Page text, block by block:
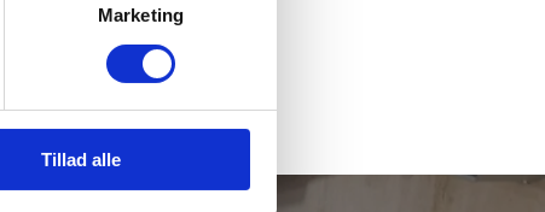
Marketing
Tillad alle